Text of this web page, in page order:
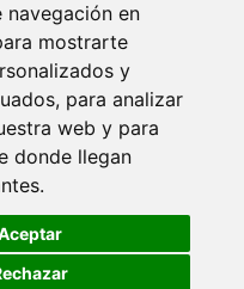
navegación en
mostrarte
y
para analizar
web y para
donde llegan
ACEPTADOS
🍪